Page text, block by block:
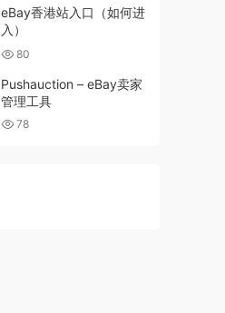
eBay香港站入口（如何进
入）
80
Pushauction – eBay卖家
管理工具
78